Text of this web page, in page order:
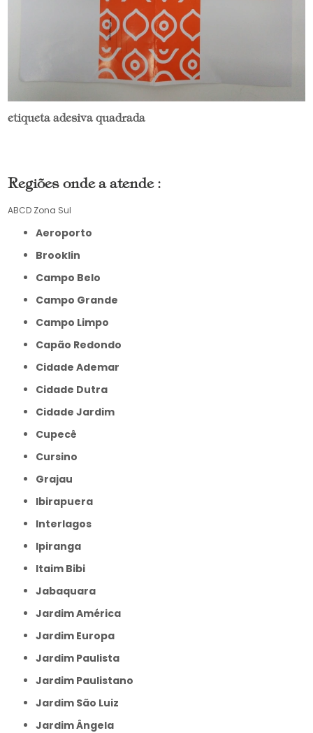
etiqueta adesiva quadrada
Regiões onde a atende :
ABCD Zona Sul
Aeroporto
Brooklin
Campo Belo
Campo Grande
Campo Limpo
Capão Redondo
Cidade Ademar
Cidade Dutra
Cidade Jardim
Cupecê
Cursino
Grajau
Ibirapuera
Interlagos
Ipiranga
Itaim Bibi
Jabaquara
Jardim América
Jardim Europa
Jardim Paulista
Jardim Paulistano
Jardim São Luiz
Jardim Ângela